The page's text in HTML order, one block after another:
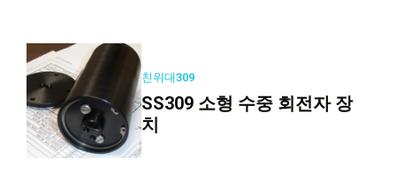
친위대309
SS309 소형 수중 회전자 장
치